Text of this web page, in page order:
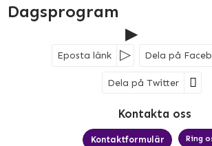
Dagsprogram
Eposta länk Dela på
Dela på Twitter
Sociala medier
Kontakta oss
Kontaktformulär Ring